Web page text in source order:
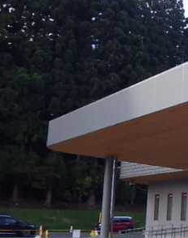
数字で紐解く三
お知らせ
ブログ・
お問い合